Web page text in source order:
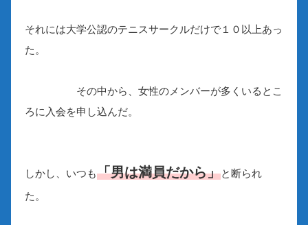
それには大学公認のテニスサークルだけで１０以上あっ
た。
その中から、女性のメンバーが多くいるとこ
ろに入会を申し込んだ。
しかし、いつも「男は満員だから」と断られ
た。